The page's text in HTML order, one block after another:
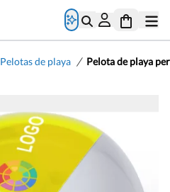
Pelotas de playa / Pelota de playa